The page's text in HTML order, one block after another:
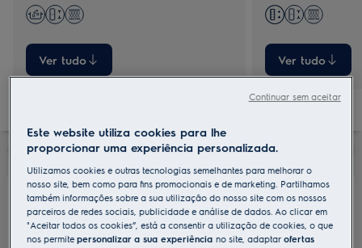
Ver tudo
uma.
Ver tudo
Este website utiliza cookies para lhe
proporcionar uma experiência personalizada.
Utilizamos cookies e outras tecnologias semelhantes para melhorar o
nosso site, bem como para fins promocionais e de marketing. Partilhamos
também informações sobre a sua utilização do nosso site com os nossos
parceiros de redes sociais, publicidade e análise de dados. Ao clicar em
"Aceitar todos os cookies”, está a consentir a utilização de cookies, o que
nos permitepersonalizar a sua experiênciano site, adaptarofertas
Continuar sem aceitar